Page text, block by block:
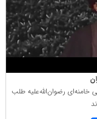
رضوان‌الله‌علیه طلب